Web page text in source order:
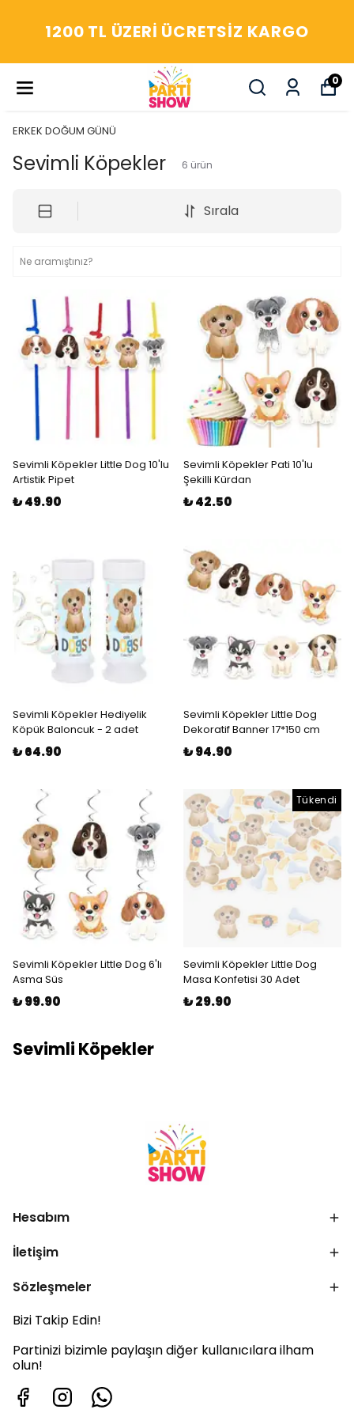
1200 TL ÜZERI ÜCRETSIZ KARGO
0
ERKEK DOĞUM GÜNÜ
Sevimli Köpekler 6 ürün
Sırala
Sevimli Köpekler Little Dog 10'lu
Artistik Pipet
₺ 49.90
Sevimli Köpekler Pati 10'lu
Şekilli Kürdan
₺ 42.50
Sevimli Köpekler Hediyelik
Köpük Baloncuk - 2 adet
₺ 64.90
Sevimli Köpekler Little Dog
Dekoratif Banner 17*150 cm
₺ 94.90
Sevimli Köpekler Little Dog 6'lı
Asma Süs
₺ 99.90
Tükendi
Sevimli Köpekler Little Dog
Masa Konfetisi 30 Adet
₺ 29.90
Sevimli Köpekler
Hesabım
İletişim
Sözleşmeler
Bizi Takip Edin!
Partinizi bizimle paylaşın diğer kullanıcılara ilham
olun!